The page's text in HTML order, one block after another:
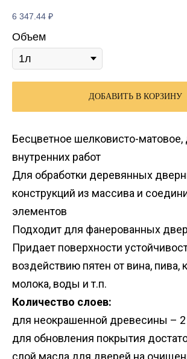
6 347.44 ₽
Объем
ДОБАВИТЬ В КОРЗИНУ
Бесцветное шелковисто-матовое,
внутренних работ
Для обработки деревянных
конструкций из массива и
элементов
Подходит для фанерованных
Придает поверхности
воздействию пятен от вина, пива,
молока, воды и т.п.
Количество слоев:
для неокрашенной древесины – 2
для обновления покрытия
слой масла для дверей на